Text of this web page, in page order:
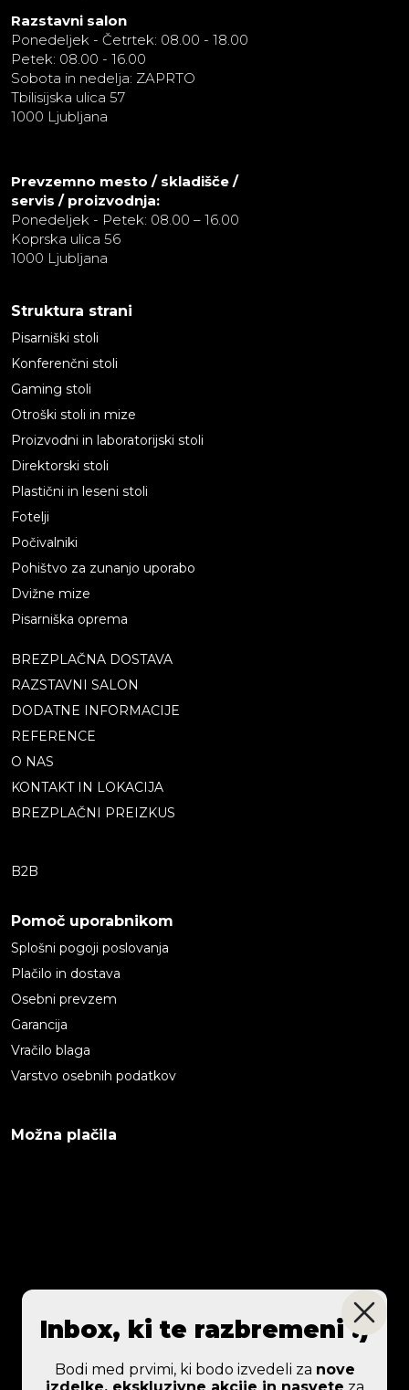
Razstavni salon
Ponedeljek - Četrtek: 08.00 - 18.00
Petek: 08.00 - 16.00
Sobota in nedelja: ZAPRTO
Tbilisijska ulica 57
1000 Ljubljana
Prevzemno mesto / skladišče /
servis / proizvodnja:
Ponedeljek - Petek: 08.00 – 16.00
Koprska ulica 56
1000 Ljubljana
Struktura strani
Pisarniški stoli
Konferenčni stoli
Gaming stoli
Otroški stoli in mize
Proizvodni in laboratorijski stoli
Direktorski stoli
Plastični in leseni stoli
Fotelji
Počivalniki
Pohištvo za zunanjo uporabo
Dvižne mize
Pisarniška oprema
BREZPLAČNA DOSTAVA
RAZSTAVNI SALON
DODATNE INFORMACIJE
REFERENCE
O NAS
KONTAKT IN LOKACIJA
BREZPLAČNI PREIZKUS
B2B
Pomoč uporabnikom
Splošni pogoji poslovanja
Plačilo in dostava
Osebni prevzem
Garancija
Vračilo blaga
Varstvo osebnih podatkov
Možna plačila
Inbox, ki te razbremeni :)
Bodi med prvimi, ki bodo izvedeli za nove